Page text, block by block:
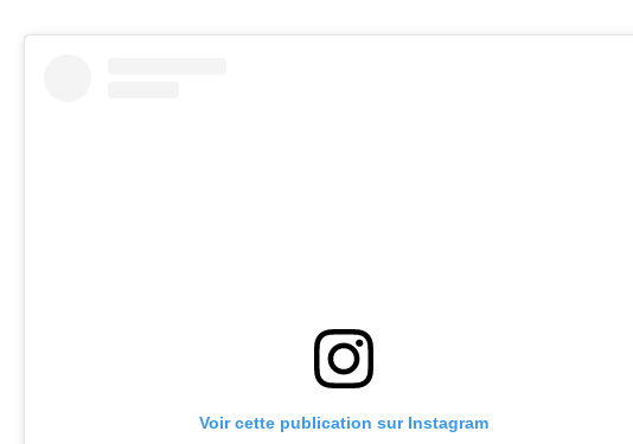
Voir cette publication sur Instagram